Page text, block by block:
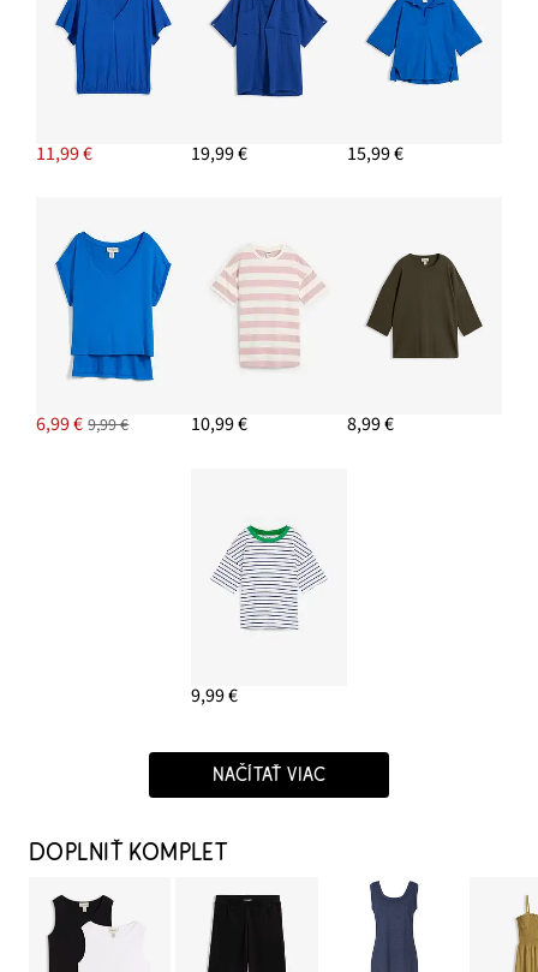
PRIDAŤ DO KOŠÍKA
11,99 € 19,99 € 15,99 €
6,99 € 9,99 € 10,99 € 8,99 €
9,99 €
NAČÍTAŤ VIAC
DOPLNIŤ KOMPLET